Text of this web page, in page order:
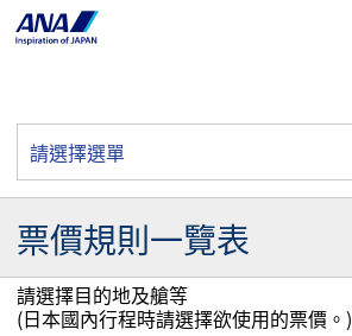
請選擇選單
票價規則一覽表
請選擇目的地及艙等
(日本國內行程時請選擇欲使用的票價。)